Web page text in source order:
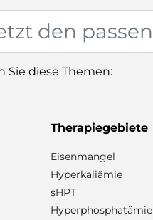
Sie diese Themen:
Therapiegebiete
Eisenmangel
Hyperkaliämie
sHPT
Hyperphosphatämie